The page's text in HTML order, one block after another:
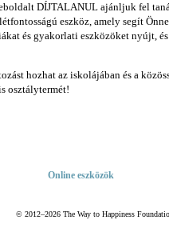
DÍJTALANUL ajánljuk fel
eszköz, amely segít
és gyakorlati eszközöket nyújt,
hozhat az iskolájában és a
osztálytermét!
Online eszközök
© 2012–2026 The Way to Happiness